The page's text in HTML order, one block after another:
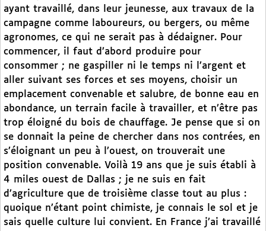
ayant travaillé, dans leur jeunesse, aux travaux de la
campagne comme laboureurs, ou bergers, ou même
agronomes, ce qui ne serait pas à dédaigner. Pour
commencer, il faut d’abord produire pour
consommer ; ne gaspiller ni le temps ni l’argent et
aller suivant ses forces et ses moyens, choisir un
emplacement convenable et salubre, de bonne eau en
abondance, un terrain facile à travailler, et n’être pas
trop éloigné du bois de chauffage. Je pense que si on
se donnait la peine de chercher dans nos contrées, en
s’éloignant un peu à l’ouest, on trouverait une
position convenable. Voilà 19 ans que je suis établi à
4 miles ouest de Dallas ; je ne suis en fait
d’agriculture que de troisième classe tout au plus :
quoique n’étant point chimiste, je connais le sol et je
sais quelle culture lui convient. En France j’ai travaillé